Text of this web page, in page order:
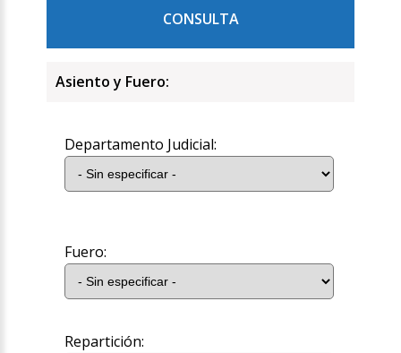
CONSULTA
Asiento y Fuero:
Departamento Judicial:
Fuero:
Repartición: